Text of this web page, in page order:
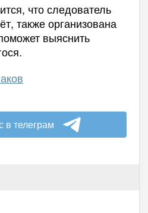
что следователь
также организована
выяснить
в телеграм